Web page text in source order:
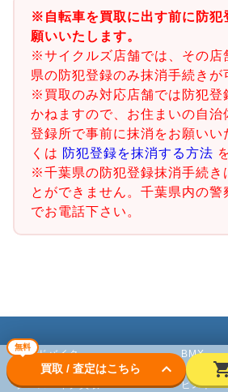
※自転車を買取に出す前に防犯
願いいたします。
※サイクルズ店舗では、その店
県の防犯登録のみ抹消手続きが
※買取のみ対応店舗では防犯登
かねますので、お住まいの自治
登録所で事前に抹消をお願いい
くは 防犯登録を抹消する方法
※千葉県の防犯登録抹消手続き
とができません。千葉県内の警
でお電話下さい。
無料
買取 / 査定はこちら keyboard_arrow_down
ロードバイク
クロスバイク買取
BMX
ピストバ